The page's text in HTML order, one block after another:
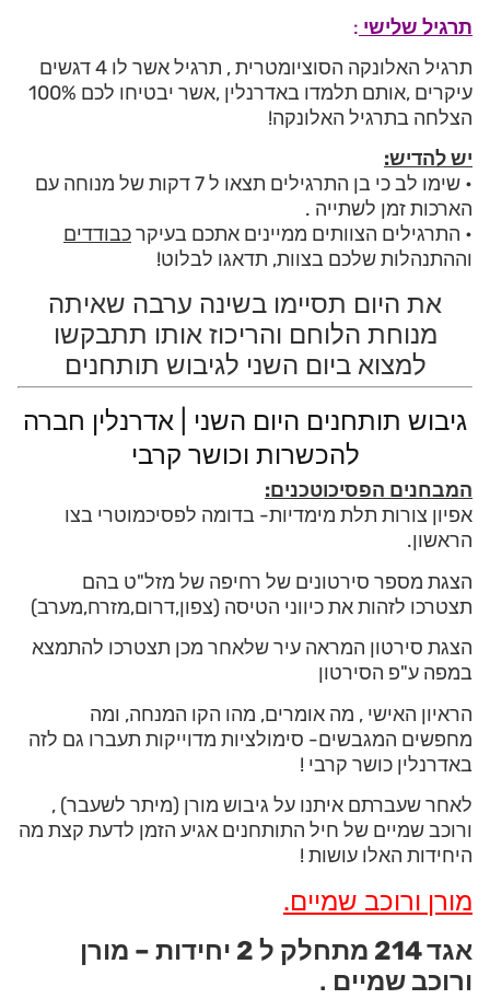
תרגיל שלישי :
תרגיל האלונקה הסוציומטרית , תרגיל אשר לו 4 דגשים
עיקרים ,אותם תלמדו באדרנלין ,אשר יבטיחו לכם 100%
הצלחה בתרגיל האלונקה!
יש להדיש:
• שימו לב כי בן התרגילים תצאו ל 7 דקות של מנוחה עם
הארכות זמן לשתייה .
• התרגילים הצוותים ממיינים אתכם בעיקרכבודדים
וההתנהלות שלכם בצוות, תדאגו לבלוט!
את היום תסיימו בשינה ערבה שאיתה
מנוחת הלוחם והריכוז אותו תתבקשו
למצוא ביום השני לגיבוש תותחנים
גיבוש תותחנים היום השני | אדרנלין חברה
להכשרות וכושר קרבי
המבחנים הפסיכוטכנים:
אפיון צורות תלת מימדיות- בדומה לפסיכמוטרי בצו
הראשון.
הצגת מספר סירטונים של רחיפה של מזל"ט בהם
תצטרכו לזהות את כיווני הטיסה (צפון,דרום,מזרח,מערב)
הצגת סירטון המראה עיר שלאחר מכן תצטרכו להתמצא
במפה ע"פ הסירטון
הראיון האישי , מה אומרים, מהו הקו המנחה, ומה
מחפשים המגבשים- סימולציות מדוייקות תעברו גם לזה
באדרנלין כושר קרבי !
לאחר שעברתם איתנו על גיבוש מורן (מיתר לשעבר) ,
ורוכב שמיים של חיל התותחנים אגיע הזמן לדעת קצת מה
היחידות האלו עושות !
מורן ורוכב שמיים.
אגד 214 מתחלק ל 2 יחידות – מורן
ורוכב שמיים .